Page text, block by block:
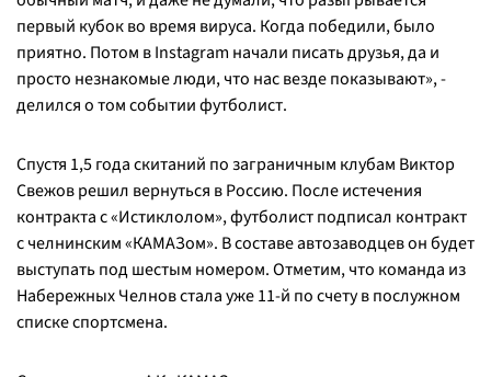
первый кубок во время вируса. Когда победили, было
приятно. Потом в Instagram начали писать друзья, да и
просто незнакомые люди, что нас везде показывают», -
делился о том событии футболист.
Спустя 1,5 года скитаний по заграничным клубам Виктор
Свежов решил вернуться в Россию. После истечения
контракта с «Истиклолом», футболист подписал контракт
с челнинским «КАМАЗом». В составе автозаводцев он будет
выступать под шестым номером. Отметим, что команда из
Набережных Челнов стала уже 11-й по счету в послужном
списке спортсмена.